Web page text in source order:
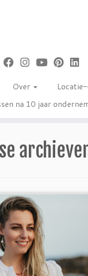
Over
na 10 jaar